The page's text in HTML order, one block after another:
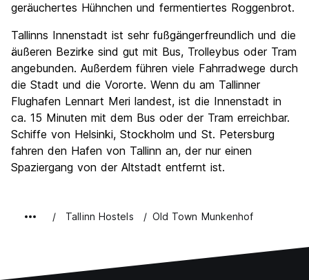
geräuchertes Hühnchen und fermentiertes Roggenbrot.
Tallinns Innenstadt ist sehr fußgängerfreundlich und die
äußeren Bezirke sind gut mit Bus, Trolleybus oder Tram
angebunden. Außerdem führen viele Fahrradwege durch
die Stadt und die Vororte. Wenn du am Tallinner
Flughafen Lennart Meri landest, ist die Innenstadt in
ca. 15 Minuten mit dem Bus oder der Tram erreichbar.
Schiffe von Helsinki, Stockholm und St. Petersburg
fahren den Hafen von Tallinn an, der nur einen
Spaziergang von der Altstadt entfernt ist.
Tallinn Hostels Old Town Munkenhof